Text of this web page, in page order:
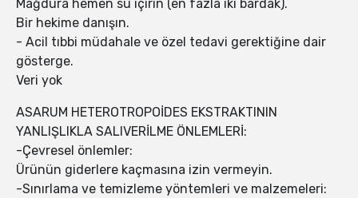
Mağdura hemen su içirin (en fazla iki bardak).
Bir hekime danışın.
- Acil tıbbi müdahale ve özel tedavi gerektiğine dair
gösterge.
Veri yok
ASARUM HETEROTROPOİDES EKSTRAKTININ
YANLIŞLIKLA SALIVERİLME ÖNLEMLERİ:
-Çevresel önlemler:
Ürünün giderlere kaçmasına izin vermeyin.
-Sınırlama ve temizleme yöntemleri ve malzemeleri: